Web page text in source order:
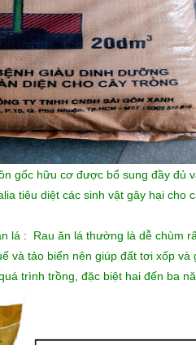
gốc hữu cơ được bổ sung đầy đủ
tiêu diệt các sinh vật gây hại cho
lá : Rau ăn lá thường là dễ chùm
tảo biển nên giúp đất tơi xốp và
trình trồng, đặc biệt hai đến ba